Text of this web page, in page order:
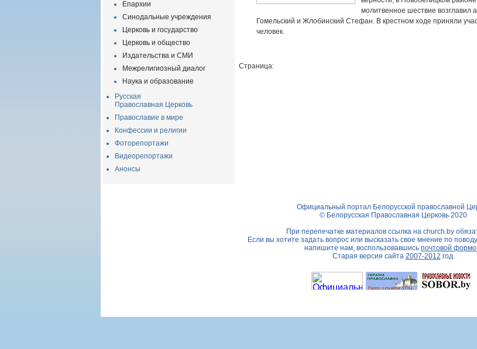
Епархии
Синодальные учреждения
Церковь и государство
Церковь и общество
Издательства и СМИ
Межрелигиозный диалог
Наука и образование
Русская
Православная Церковь
Православие в мире
Конфессии и религии
Фоторепортажи
Видеорепортажи
Анонсы
молитвенное шествие возглавил
Гомельский и Жлобинский Стефан. В крестном ходе приняли
человек.
Страница:
Официальный портал Белорусской православной
© Белорусская Православная Церковь 2020
При перепечатке материалов ссылка на church.by
Если вы хотите задать вопрос или высказать свое мнение по
напишите нам, воспользовавшись почтовой
Старая версия сайта 2007-2012 год.